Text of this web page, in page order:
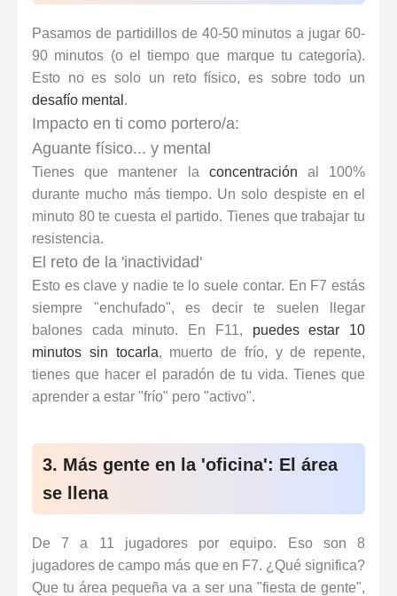
Pasamos de partidillos de 40-50 minutos a jugar 60-
90 minutos (o el tiempo que marque tu categoría).
Esto no es solo un reto físico, es sobre todo un
desafío mental .
Impacto en ti como portero/a:
Aguante físico... y mental
Tienes que mantener la concentración al 100%
durante mucho más tiempo. Un solo despiste en el
minuto 80 te cuesta el partido. Tienes que trabajar tu
resistencia.
El reto de la 'inactividad'
Esto es clave y nadie te lo suele contar. En F7 estás
siempre "enchufado", es decir te suelen llegar
balones cada minuto. En F11, puedes estar 10
minutos sin tocarla, muerto de frío, y de repente,
tienes que hacer el paradón de tu vida. Tienes que
aprender a estar "frío" pero "activo".
3. Más gente en la 'oficina': El área
se llena
De 7 a 11 jugadores por equipo. Eso son 8
jugadores de campo más que en F7. ¿Qué significa?
Que tu área pequeña va a ser una "fiesta de gente",